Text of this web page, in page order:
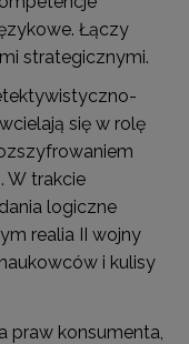
Łączy
strategicznymi.
się w rolę
W trakcie
logiczne
realia II wojny
i kulisy
praw konsumenta,